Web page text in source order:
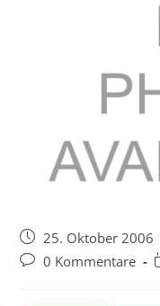
Beitrag
veröffentlicht:
25. Oktober 2006
Beitrags-
0 Kommentare